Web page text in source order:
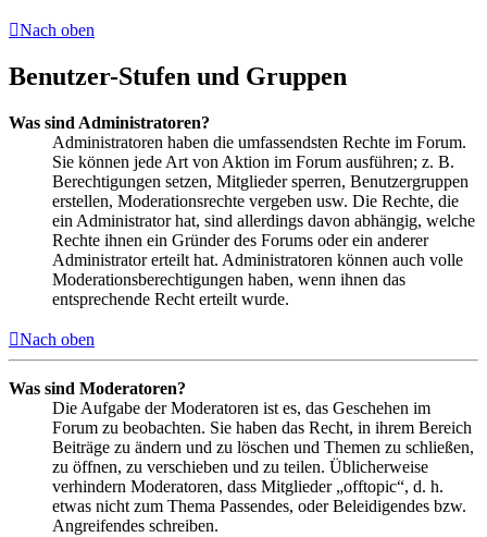
Nach oben
Benutzer-Stufen und Gruppen
Was sind Administratoren?
Administratoren haben die umfassendsten Rechte im Forum.
Sie können jede Art von Aktion im Forum ausführen; z. B.
Berechtigungen setzen, Mitglieder sperren, Benutzergruppen
erstellen, Moderationsrechte vergeben usw. Die Rechte, die
ein Administrator hat, sind allerdings davon abhängig, welche
Rechte ihnen ein Gründer des Forums oder ein anderer
Administrator erteilt hat. Administratoren können auch volle
Moderationsberechtigungen haben, wenn ihnen das
entsprechende Recht erteilt wurde.
Nach oben
Was sind Moderatoren?
Die Aufgabe der Moderatoren ist es, das Geschehen im
Forum zu beobachten. Sie haben das Recht, in ihrem Bereich
Beiträge zu ändern und zu löschen und Themen zu schließen,
zu öffnen, zu verschieben und zu teilen. Üblicherweise
verhindern Moderatoren, dass Mitglieder „offtopic“, d. h.
etwas nicht zum Thema Passendes, oder Beleidigendes bzw.
Angreifendes schreiben.